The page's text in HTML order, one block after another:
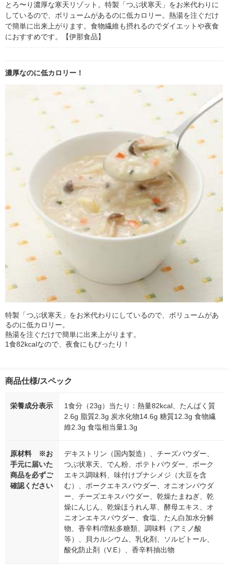
とろ〜り濃厚な寒天リゾット。特製「つぶ状寒天」をお米代わりに
しているので、ボリュームがあるのに低カロリー。熱湯を注ぐだけ
で簡単に出来上がります。食物繊維も摂れるのでダイエットや夜食
におすすめです。【伊那食品】
濃厚なのに低カロリー！
特製「つぶ状寒天」をお米代わりにしているので、ボリュームがあ
るのに低カロリー。
熱湯を注ぐだけで簡単に出来上がります。
1食82kcalなので、夜食にもぴったり！
商品仕様/スペック
栄養成分表示
1食分（23g）当たり：熱量82kcal、たんぱく質
2.6g 脂質2.3g 炭水化物14.6g 糖質12.3g 食物繊
維2.3g 食塩相当量1.3g
原材料 ※お
手元に届いた
商品を必ずご
確認ください
デキストリン（国内製造）、チーズパウダー、
つぶ状寒天、でん粉、ポテトパウダー、ポーク
エキス調味料、味付けブナシメジ（大豆を含
む）、ポークエキスパウダー、オニオンパウダ
ー、チーズエキスパウダー、乾燥たまねぎ、乾
燥にんじん、乾燥ほうれん草、酵母エキス、オ
ニオンエキスパウダー、食塩、たん白加水分解
物、香辛料/増粘多糖類、調味料（アミノ酸
等）、貝カルシウム、乳化剤、ソルビトール、
酸化防止剤（V.E）、香辛料抽出物